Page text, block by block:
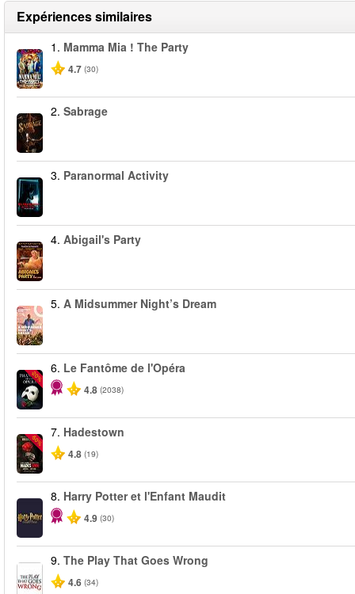
Expériences similaires
1. Mamma Mia ! The Party
4.7 (30)
2. Sabrage
3. Paranormal Activity
4. Abigail's Party
5. A Midsummer Night’s Dream
-20%
6. Le Fantôme de l'Opéra
4.8 (2038)
-50%
7. Hadestown
4.8 (19)
8. Harry Potter et l'Enfant Maudit
4.9 (30)
9. The Play That Goes Wrong
4.6 (34)